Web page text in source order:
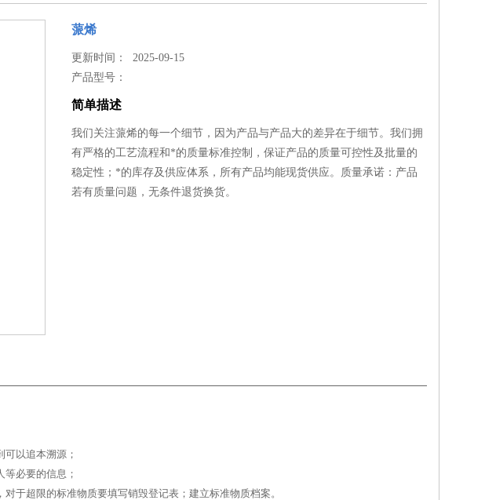
蒎烯
更新时间： 2025-09-15
产品型号：
简单描述
我们关注蒎烯的每一个细节，因为产品与产品大的差异在于细节。我们拥
有严格的工艺流程和*的质量标准控制，保证产品的质量可控性及批量的
稳定性；*的库存及供应体系，所有产品均能现货供应。质量承诺：产品
若有质量问题，无条件退货换货。
以追本溯源；
必要的信息；
于超限的标准物质要填写销毁登记表；建立标准物质档案。